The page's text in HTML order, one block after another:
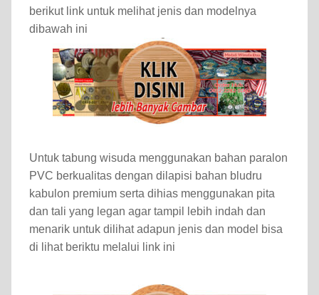
berikut link untuk melihat jenis dan modelnya
dibawah ini
Untuk tabung wisuda menggunakan bahan paralon
PVC berkualitas dengan dilapisi bahan bludru
kabulon premium serta dihias menggunakan pita
dan tali yang legan agar tampil lebih indah dan
menarik untuk dilihat adapun jenis dan model bisa
di lihat beriktu melalui link ini